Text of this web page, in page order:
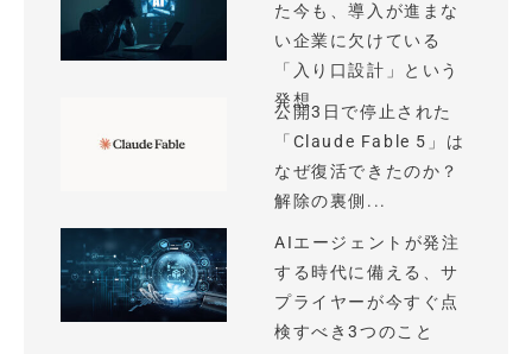
た今も、導入が進まな
い企業に欠けている
「入り口設計」という
発想
公開3日で停止された
「Claude Fable 5」は
なぜ復活できたのか？
解除の裏側...
AIエージェントが発注
する時代に備える、サ
プライヤーが今すぐ点
検すべき3つのこと